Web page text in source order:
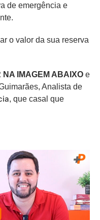
de emergência e
o valor da sua reserva
NA IMAGEM ABAIXO e
Analista de
, que casal que